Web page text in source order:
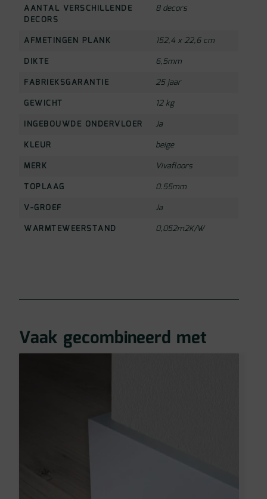
AANTAL VERSCHILLENDE
DECORS
8 decors
AFMETINGEN PLANK
152,4 x 22,6 cm
DIKTE
6,5mm
FABRIEKSGARANTIE
25 jaar
GEWICHT
12 kg
INGEBOUWDE ONDERVLOER
Ja
KLEUR
beige
MERK
Vivafloors
TOPLAAG
0.55mm
V-GROEF
Ja
WARMTEWEERSTAND
0,052m2K/W
Vaak gecombineerd met